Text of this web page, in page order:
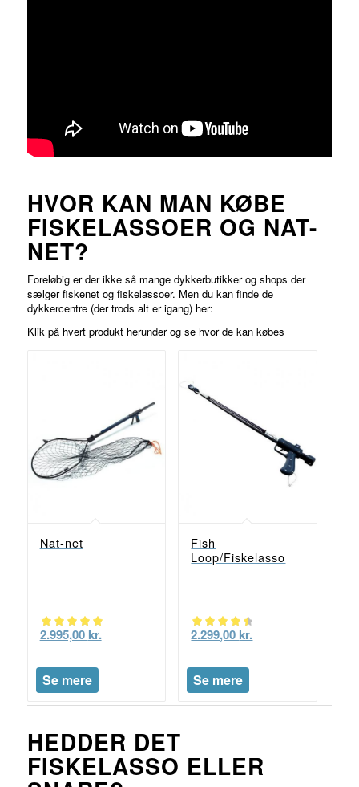
HVOR KAN MAN KØBE
FISKELASSOER OG NAT-
NET?
Foreløbig er der ikke så mange dykkerbutikker og shops der
sælger fiskenet og fiskelassoer. Men du kan finde de
dykkercentre (der trods alt er igang) her:
Klik på hvert produkt herunder og se hvor de kan købes
Nat-net
Vurderet
ud af 5
2.995,00 kr.
Se mere
Fish
Loop/Fiskelasso
Vurderet
ud af 5
2.299,00 kr.
Se mere
HEDDER DET
FISKELASSO ELLER